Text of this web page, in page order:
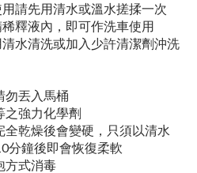
請先用清水或溫水搓揉一次
釋液內，即可作洗車使用
水清洗或加入少許清潔劑沖洗
勿丟入馬桶
之強力化學劑
全乾燥後會變硬，只須以清水
分鐘後即會恢復柔軟
方式消毒